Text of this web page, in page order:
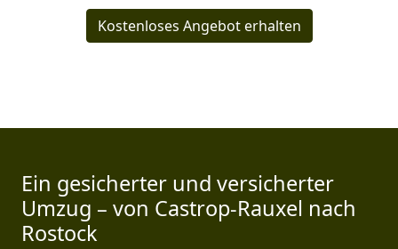
Kostenloses Angebot erhalten
Ein gesicherter und versicherter
Umzug – von Castrop-Rauxel nach
Rostock